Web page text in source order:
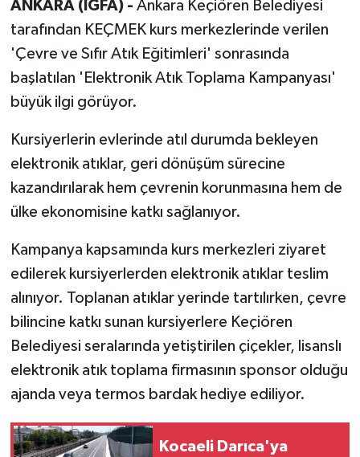
ANKARA (İGFA) - Ankara Keçiören Belediyesi
tarafından KEÇMEK kurs merkezlerinde verilen
'Çevre ve Sıfır Atık Eğitimleri' sonrasında
başlatılan 'Elektronik Atık Toplama Kampanyası'
büyük ilgi görüyor.
Kursiyerlerin evlerinde atıl durumda bekleyen
elektronik atıklar, geri dönüşüm sürecine
kazandırılarak hem çevrenin korunmasına hem de
ülke ekonomisine katkı sağlanıyor.
Kampanya kapsamında kurs merkezleri ziyaret
edilerek kursiyerlerden elektronik atıklar teslim
alınıyor. Toplanan atıklar yerinde tartılırken, çevre
bilincine katkı sunan kursiyerlere Keçiören
Belediyesi seralarında yetiştirilen çiçekler, lisanslı
elektronik atık toplama firmasının sponsor olduğu
ajanda veya termos bardak hediye ediliyor.
Kocaeli Darıca'ya